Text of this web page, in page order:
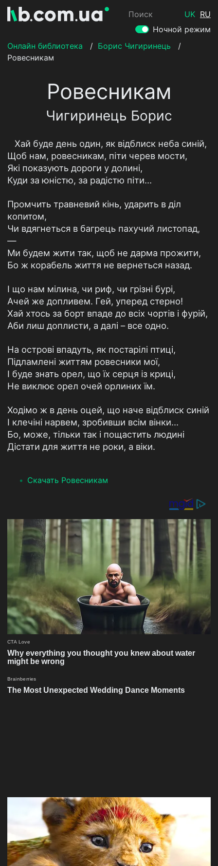
Поиск UK RU
Ночной режим
Онлайн библиотека
/ Борис Чигиринець
/
Ровесникам
Ровесникам
Чигиринець Борис
Хай буде день один, як відблиск неба синій,
Щоб нам, ровесникам, піти черев мости,
Які показують дороги у долині,
Куди за юністю, за радістю піти…
Промчить травневий кінь, ударить в діл
копитом,
Чи вдягнеться в багрець пахучий листопад,
—
Ми будем жити так, щоб не дарма прожити,
Бо ж корабель життя не вернеться назад.
І що нам мілина, чи риф, чи грізні бурі,
Ачей же допливем. Гей, уперед стерно!
Хай хтось за борт впаде до всіх чортів і фурій,
Аби лиш доплисти, а далі – все одно.
На острові впадуть, як постарілі птиці,
Підламлені життям ровесники мої,
І буде знать орел, що їх серця із криці,
Не виклює орел очей орлиних їм.
Ходімо ж в день оцей, що наче відблиск синій
І клечіні нарвем, зробивши всім вінки…
Бо, може, тільки так і пощастить людині
Дістати для життя не роки, а віки.
Скачать Ровесникам